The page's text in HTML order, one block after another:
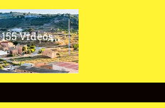
155 Vídeos